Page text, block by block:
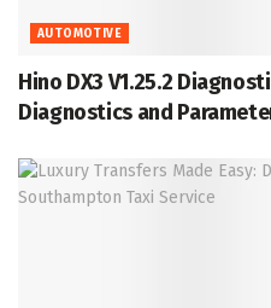
AUTOMOTIVE
Hino DX3 V1.25.2
Diagnostics and